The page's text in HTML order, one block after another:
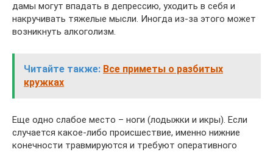
дамы могут впадать в депрессию, уходить в себя и
накручивать тяжелые мысли. Иногда из-за этого может
возникнуть алкоголизм.
Читайте также: Все приметы о разбитых
кружках
Еще одно слабое место – ноги (лодыжки и икры). Если
случается какое-либо происшествие, именно нижние
конечности травмируются и требуют оперативного